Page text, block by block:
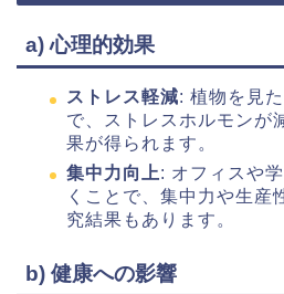
a) 心理的効果
ストレス軽減: 植物を見
で、ストレスホルモンが
果が得られます。
集中力向上: オフィスや
くことで、集中力や生産
究結果もあります。
b) 健康への影響